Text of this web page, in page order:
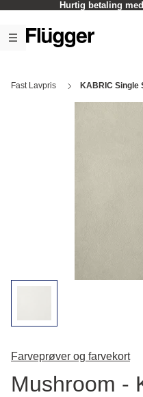
Hurtig betaling
Fast Lavpris KABRIC Single
Farveprøver og farvekort
Mushroom -